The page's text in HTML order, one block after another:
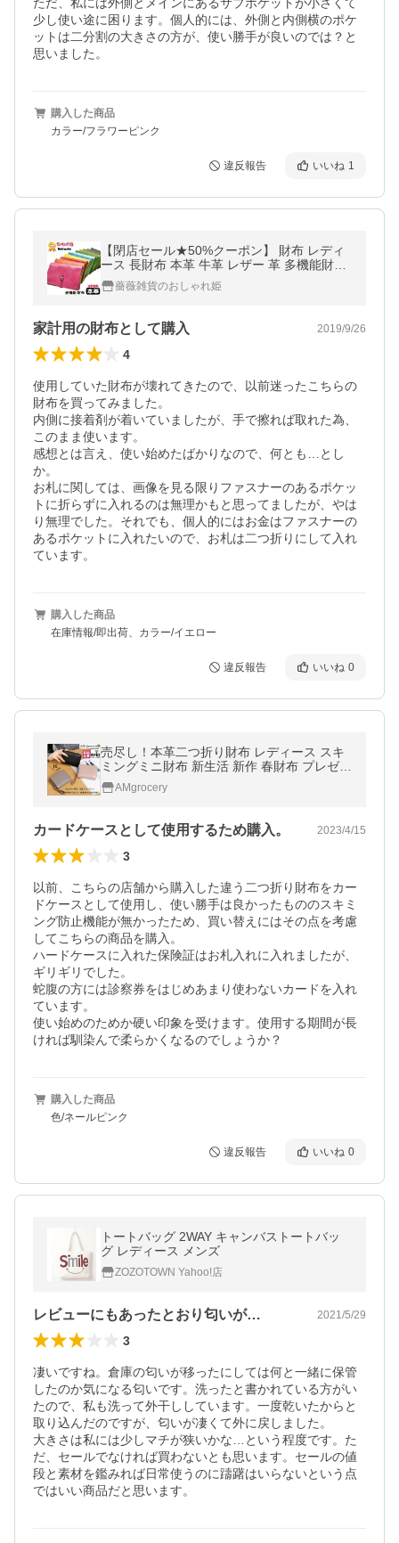
少し使い途に困ります。個人的には、外側と内側横のポケ
ットは二分割の大きさの方が、使い勝手が良いのでは？と
思いました。
購入した商品
カラー/フラワーピンク
違反報告 いいね 1
【閉店セール★50%クーポン】 財布 レディ
ース 長財布 本革 牛革 レザー 革 多機能財布
マルチケース カードケース 二つ折り かわい
い 誕生日 プレゼント 母の日
薔薇雑貨のおしゃれ姫
家計用の財布として購入 2019/9/26
4
使用していた財布が壊れてきたので、以前迷ったこちらの
財布を買ってみました。
内側に接着剤が着いていましたが、手で擦れば取れた為、
このまま使います。
感想とは言え、使い始めたばかりなので、何とも…とし
か。
お札に関しては、画像を見る限りファスナーのあるポケッ
トに折らずに入れるのは無理かもと思ってましたが、やは
り無理でした。それでも、個人的にはお金はファスナーの
あるポケットに入れたいので、お札は二つ折りにして入れ
ています。
購入した商品
在庫情報/即出荷、カラー/イエロー
違反報告 いいね 0
売尽し！本革二つ折り財布 レディース スキ
ミングミニ財布 新生活 新作 春財布 プレゼン
ト 2025 母の日 送料無料 安い プチプラ 開運
軽量 コンパクト
AMgrocery
カードケースとして使用するため購入。 2023/4/15
3
以前、こちらの店舗から購入した違う二つ折り財布をカー
ドケースとして使用し、使い勝手は良かったもののスキミ
ング防止機能が無かったため、買い替えにはその点を考慮
してこちらの商品を購入。
ハードケースに入れた保険証はお札入れに入れましたが、
ギリギリでした。
蛇腹の方には診察券をはじめあまり使わないカードを入れ
ています。
使い始めのためか硬い印象を受けます。使用する期間が長
ければ馴染んで柔らかくなるのでしょうか？
購入した商品
色/ネールピンク
違反報告 いいね 0
トートバッグ 2WAY キャンバストートバッ
グ レディース メンズ
ZOZOTOWN Yahoo!店
レビューにもあったとおり匂いが… 2021/5/29
3
凄いですね。倉庫の匂いが移ったにしては何と一緒に保管
したのか気になる匂いです。洗ったと書かれている方がい
たので、私も洗って外干ししています。一度乾いたからと
取り込んだのですが、匂いが凄くて外に戻しました。
大きさは私には少しマチが狭いかな…という程度です。た
だ、セールでなければ買わないとも思います。セールの値
段と素材を鑑みれば日常使うのに躊躇はいらないという点
ではいい商品だと思います。